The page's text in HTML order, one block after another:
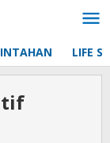
LIFE